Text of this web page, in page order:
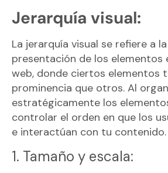
Jerarquía visual:
La jerarquía visual se refiere a
presentación de los elementos
web, donde ciertos elementos
prominencia que otros. Al
estratégicamente los
controlar el orden en que los
e interactúan con tu contenido.
1. Tamaño y escala: